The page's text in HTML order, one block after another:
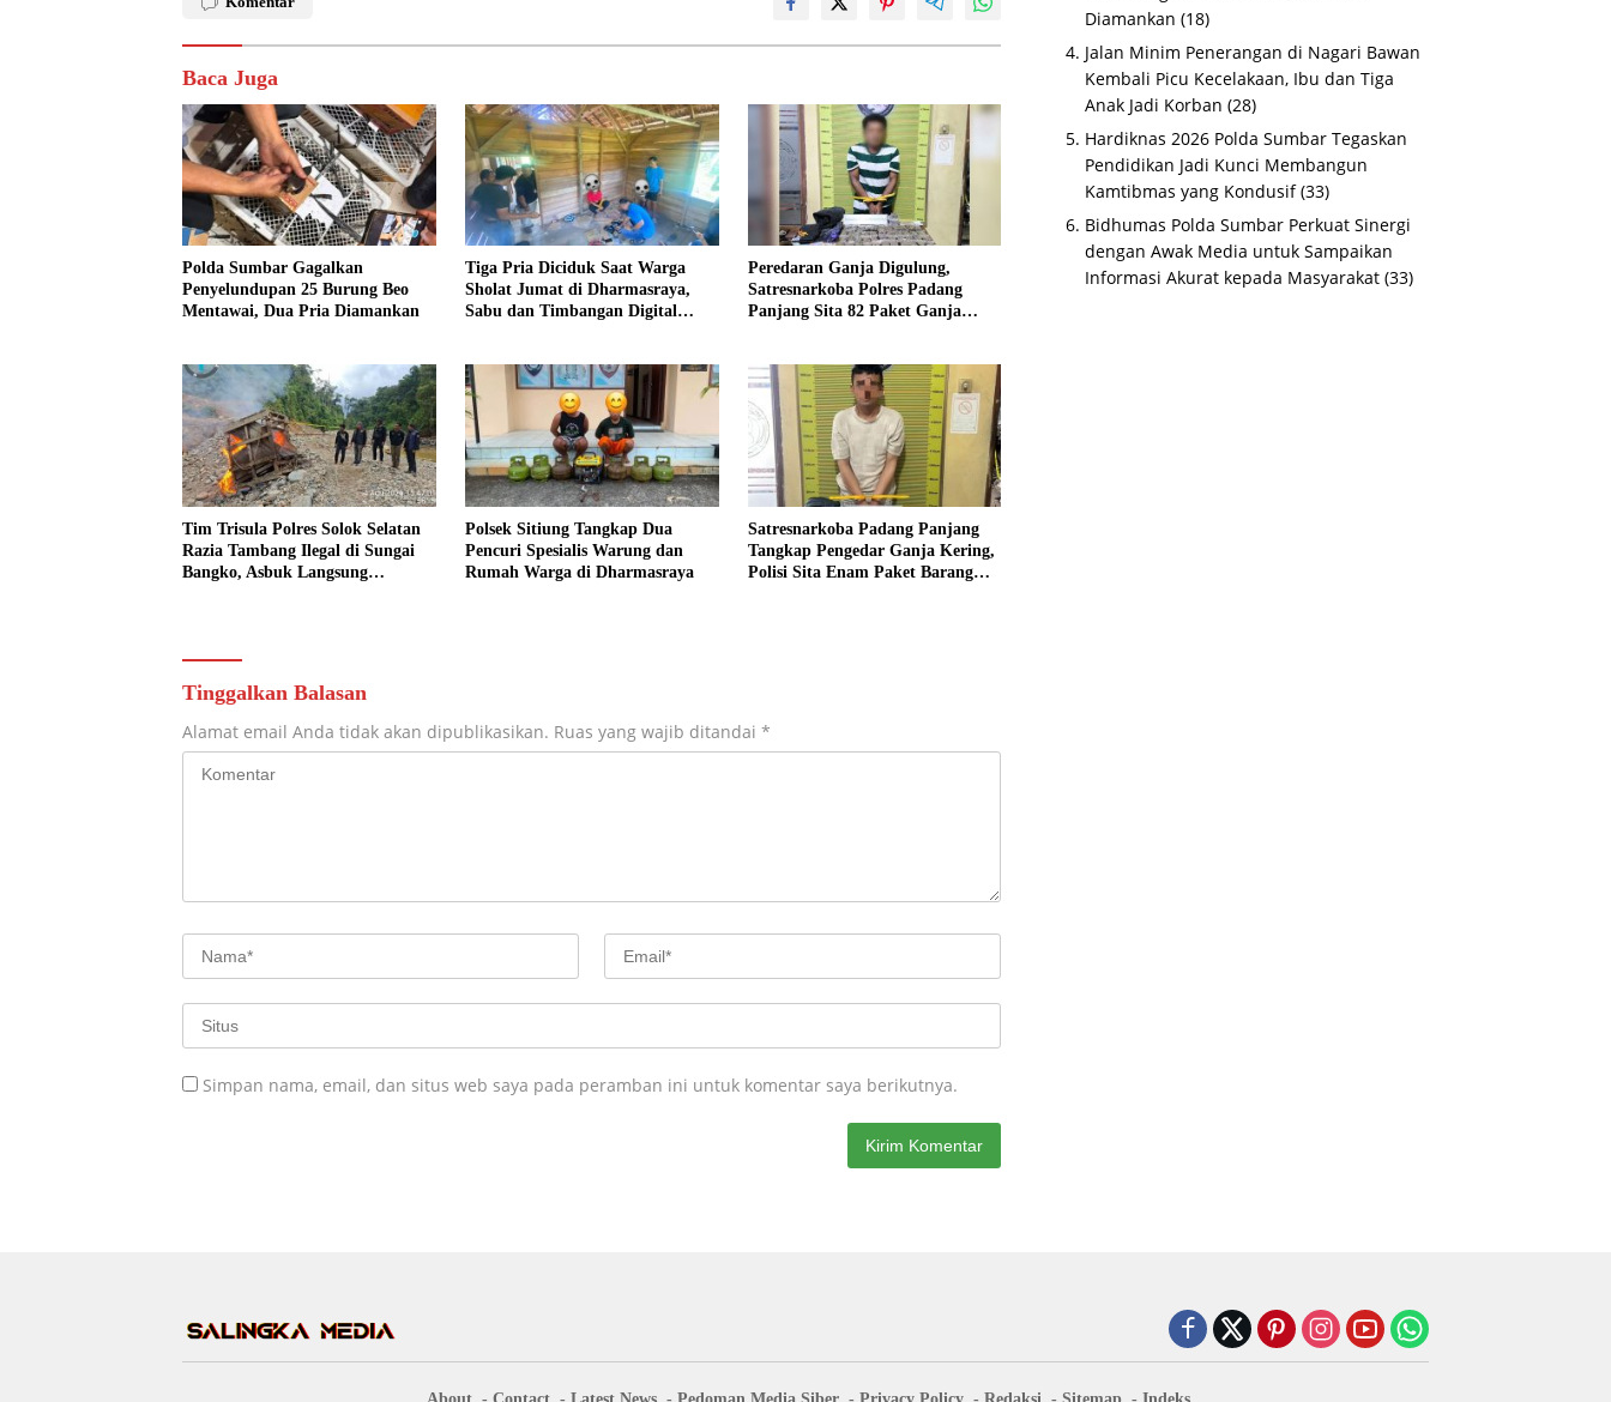
Baca Juga
Polda Sumbar Gagalkan
Penyelundupan 25 Burung Beo
Mentawai, Dua Pria Diamankan
Tiga Pria Diciduk Saat Warga
Sholat Jumat di Dharmasraya,
Sabu dan Timbangan Digital
Peredaran Ganja Digulung,
Satresnarkoba Polres Padang
Panjang Sita 82 Paket Ganja
Tim Trisula Polres Solok Selatan
Razia Tambang Ilegal di Sungai
Bangko, Asbuk Langsung
Polsek Sitiung Tangkap Dua
Pencuri Spesialis Warung dan
Rumah Warga di Dharmasraya
Satresnarkoba Padang Panjang
Tangkap Pengedar Ganja Kering,
Polisi Sita Enam Paket Barang
Tinggalkan Balasan
Alamat email Anda tidak akan dipublikasikan. Ruas yang wajib ditandai *
Simpan nama, email, dan situs web saya pada peramban ini untuk komentar saya berikutnya.
Diamankan (18)
Jalan Minim Penerangan di Nagari Bawan
Kembali Picu Kecelakaan, Ibu dan Tiga
Anak Jadi Korban (28)
Hardiknas 2026 Polda Sumbar Tegaskan
Pendidikan Jadi Kunci Membangun
Kamtibmas yang Kondusif (33)
Bidhumas Polda Sumbar Perkuat Sinergi
dengan Awak Media untuk Sampaikan
Informasi Akurat kepada Masyarakat (33)